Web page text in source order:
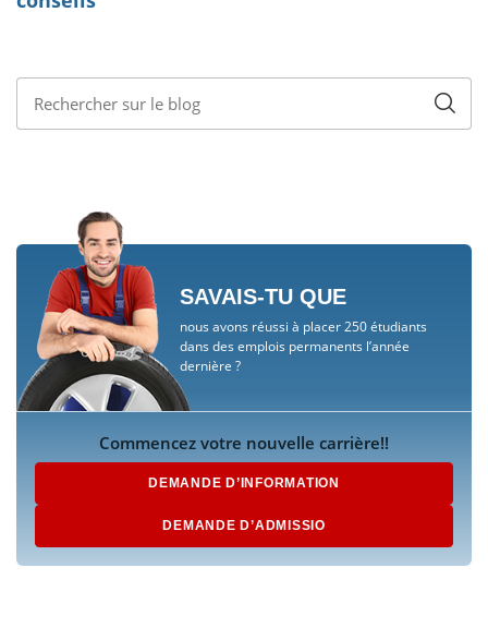
SAVAIS-TU QUE
nous avons réussi à placer 250 étudiants
dans des emplois permanents l’année
dernière ?
Commencez votre nouvelle carrière!!
DEMANDE D’INFORMATION
DEMANDE D’ADMISSIO